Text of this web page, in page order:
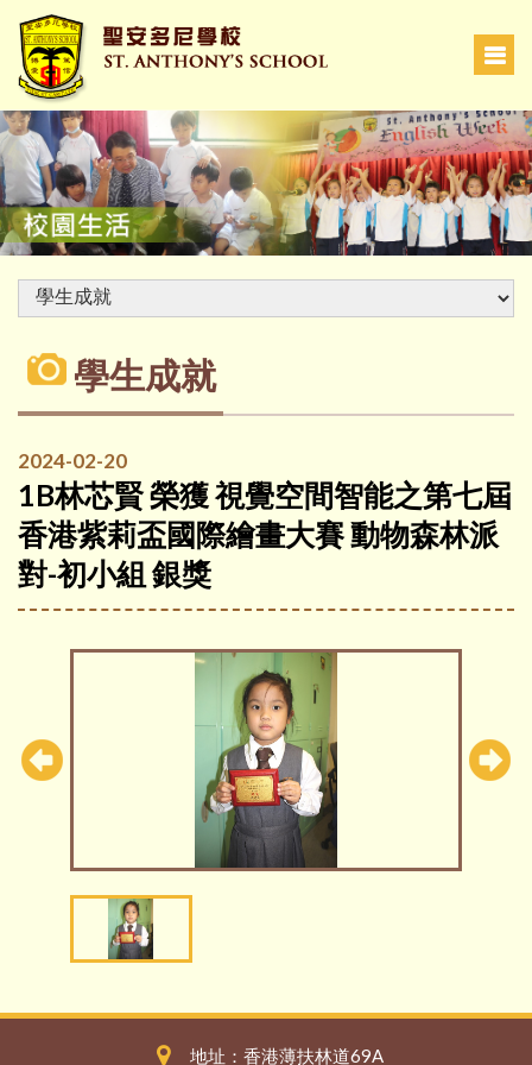
學生成就
2024-02-20
1B林芯賢 榮獲 視覺空間智能之第七屆
香港紫莉盃國際繪畫大賽 動物森林派
對-初小組 銀獎
地址：香港薄扶林道69A